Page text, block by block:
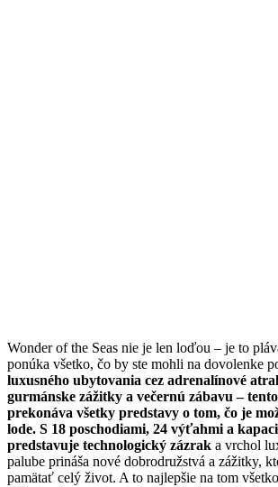
Wonder of the Seas nie je len loďou – je to
ponúka všetko, čo by ste mohli na dovolenke
luxusného ubytovania cez adrenalínové
gurmánske zážitky a večernú zábavu –
prekonáva všetky predstavy o tom, čo je
lode. S 18 poschodiami, 24 výťahmi a
predstavuje technologický zázrak a vrchol
palube prináša nové dobrodružstvá a zážitky,
pamätať celý život. A to najlepšie na tom